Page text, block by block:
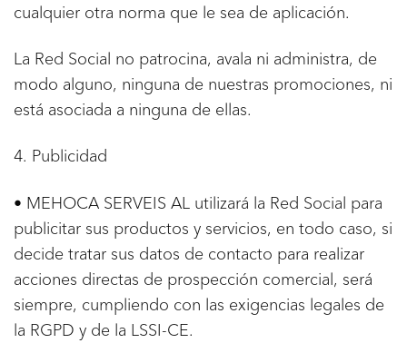
cualquier otra norma que le sea de aplicación.
La Red Social no patrocina, avala ni administra, de
modo alguno, ninguna de nuestras promociones, ni
está asociada a ninguna de ellas.
4. Publicidad
• MEHOCA SERVEIS AL utilizará la Red Social para
publicitar sus productos y servicios, en todo caso, si
decide tratar sus datos de contacto para realizar
acciones directas de prospección comercial, será
siempre, cumpliendo con las exigencias legales de
la RGPD y de la LSSI-CE.